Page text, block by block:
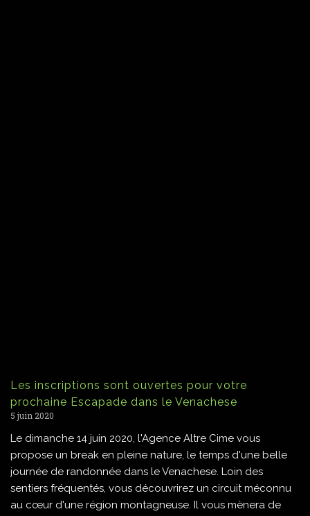
Les inscriptions sont ouvertes pour votre
prochaine Escapade dans le Venachese
5 juin 2020
Le dimanche 14 juin 2020, l'Agence Altre Cime vous
propose un break en pleine nature, le temps d'une belle
journée de randonnée dans le Venachese. Loin des
sentiers fréquentés, vous découvrirez un circuit méconnu
au cœur d'une région montagneuse. Il vous mènera de